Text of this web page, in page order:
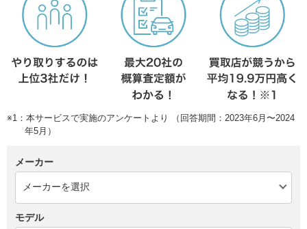
※1：本サービスで実施のアンケートより （回答期間：2023年6月〜2024
年5月）
メーカー
モデル